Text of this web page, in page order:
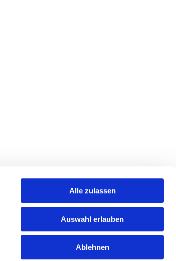
Alle zulassen
Auswahl erlauben
Ablehnen